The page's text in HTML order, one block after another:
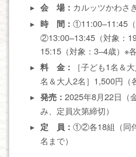
会 場： カルッツかわさ
時 間：①11:00–11:45
②13:00–13:45（対象：
15:15（対象：3–4歳）※
料 金：
［子ども1名＆
名＆大人2名］1,500円（
発売：2025年8月22日（
み、定員次第締切）
定 員：①②各18組（同
名まで）